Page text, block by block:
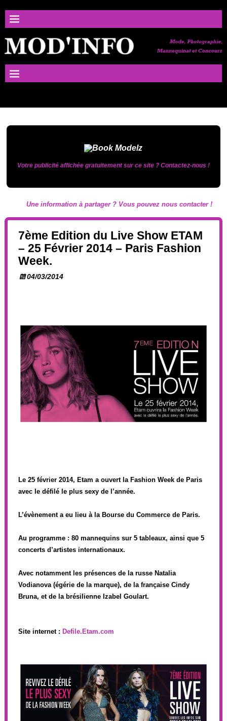
Votre publicité affichée gratuitement sur ce site ? Contactez-nous !
Une information à partager ? Vous pouvez nous contacter !
7ème Edition du Live Show ETAM
– 25 Février 2014 – Paris Fashion
Week.
04/03/2014
Le 25 février 2014, Etam a ouvert la Fashion Week de Paris
avec le défilé le plus sexy de l’année.
L’évènement a eu lieu à la Bourse du Commerce de Paris.
Au programme : 80 mannequins sur 5 tableaux, ainsi que 5
concerts d’artistes internationaux.
Avec notamment les présences de la russe Natalia
Vodianova (égérie de la marque), de la française Cindy
Bruna, et de la brésilienne Izabel Goulart.
Site internet :Defile.Etam.com